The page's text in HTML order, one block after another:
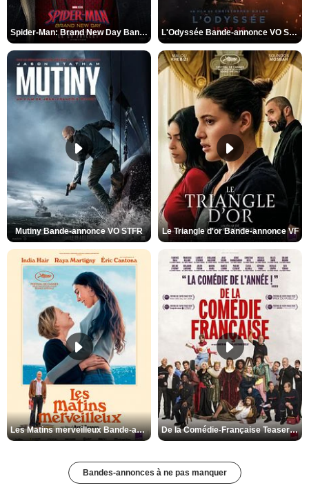
Spider-Man: Brand New Day Bande-annonce VO STFR L'Odyssée Bande-annonce VO STFR
Mutiny Bande-annonce VO STFR Le Triangle d'or Bande-annonce VF
Les Matins merveilleux Bande-annonce VF De la Comédie-Française Teaser VF
Bandes-annonces à ne pas manquer